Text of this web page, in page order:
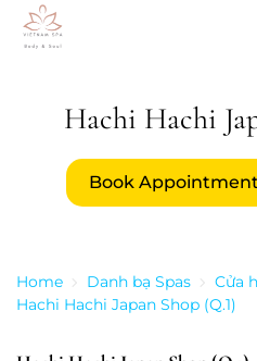
Hachi Hachi
Book Appointment
Home Danh bạ Spas
Cửa
Hachi Hachi Japan Shop (Q.1)